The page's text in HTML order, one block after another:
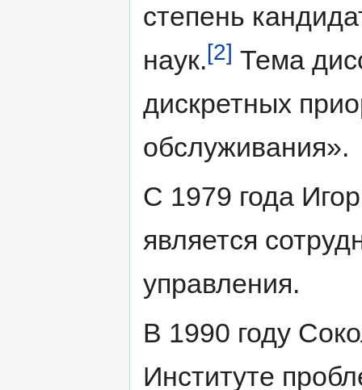
степень
наук.[2] Тема
дискретных
обслуживания».
С 1979 года
является
управления.
В 1990 году
Институте